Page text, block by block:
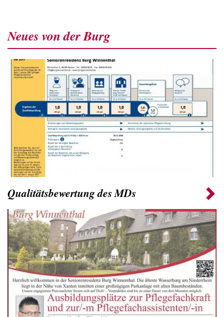
Neues von der Burg
Qualitätsbewertung des MDs